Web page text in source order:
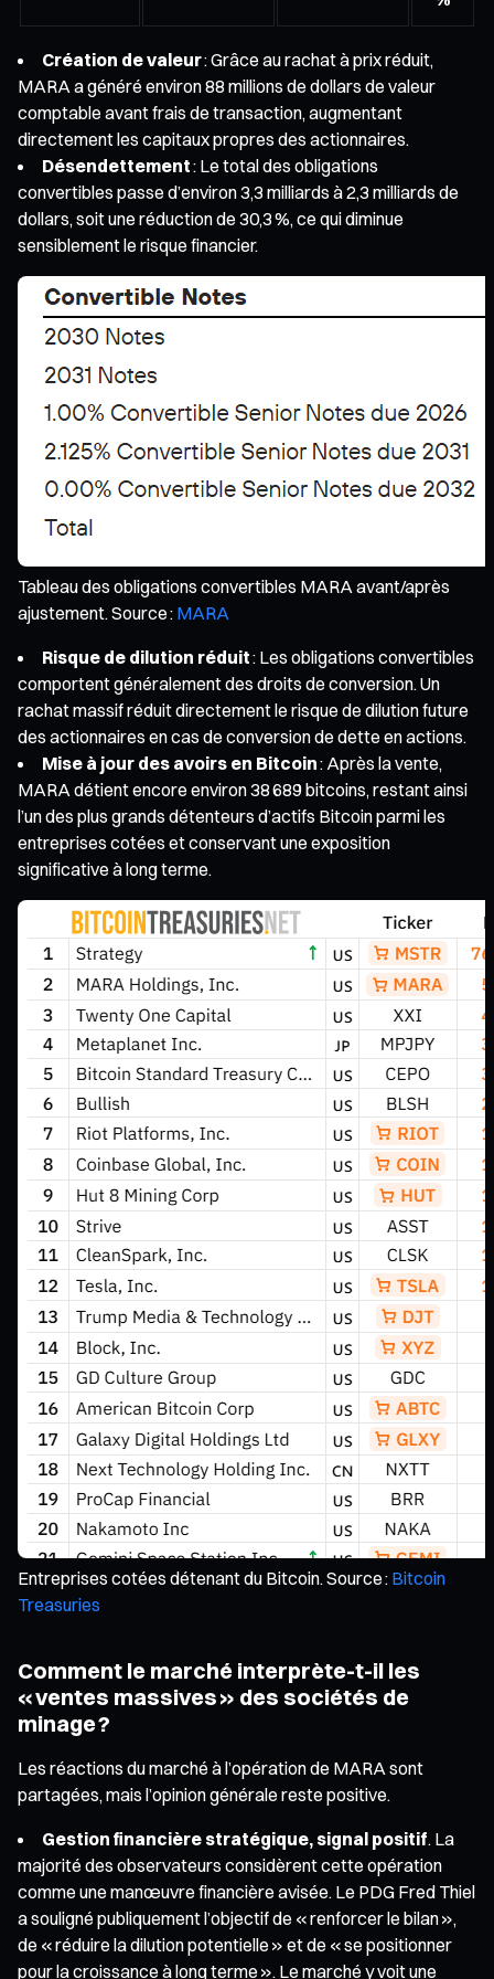
Création de valeur: Grâce au rachat à prix réduit,
MARA a généré environ 88 millions de dollars de valeur
comptable avant frais de transaction, augmentant
directement les capitaux propres des actionnaires.
Désendettement: Le total des obligations
convertibles passe d’environ 3,3 milliards à 2,3 milliards de
dollars, soit une réduction de 30,3 %, ce qui diminue
sensiblement le risque financier.
Tableau des obligations convertibles MARA avant/après
ajustement. Source : MARA
Risque de dilution réduit: Les obligations convertibles
comportent généralement des droits de conversion. Un
rachat massif réduit directement le risque de dilution future
des actionnaires en cas de conversion de dette en actions.
Mise à jour des avoirs en Bitcoin: Après la vente,
MARA détient encore environ 38 689 bitcoins, restant ainsi
l’un des plus grands détenteurs d’actifs Bitcoin parmi les
entreprises cotées et conservant une exposition
significative à long terme.
Entreprises cotées détenant du Bitcoin. Source : Bitcoin
Treasuries
Comment le marché interprète-t-il les
« ventes massives » des sociétés de
minage ?
Les réactions du marché à l’opération de MARA sont
partagées, mais l’opinion générale reste positive.
Gestion financière stratégique, signal positif. La
majorité des observateurs considèrent cette opération
comme une manœuvre financière avisée. Le PDG Fred Thiel
a souligné publiquement l’objectif de « renforcer le bilan »,
de « réduire la dilution potentielle » et de « se positionner
pour la croissance à long terme ». Le marché y voit une